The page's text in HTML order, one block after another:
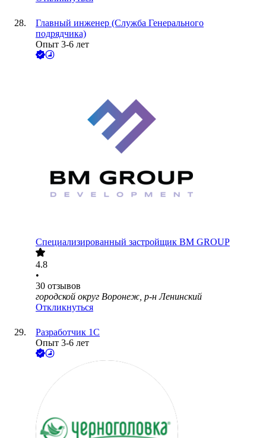
Главный инженер (Служба Генерального
подрядчика)
Опыт 3-6 лет
Специализированный застройщик BM GROUP
4.8
•
30 отзывов
городской округ Воронеж, р-н Ленинский
Откликнуться
Разработчик 1C
Опыт 3-6 лет